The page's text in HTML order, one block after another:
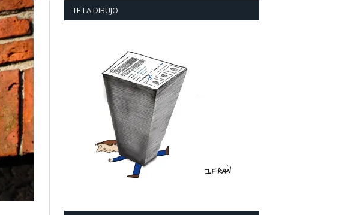
TE LA DIBUJO